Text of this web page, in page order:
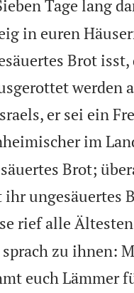
Tage lang
in euren
Brot isst,
werden
er sei ein
im
Brot;
ungesäuertes
rief alle
zu ihnen:
euch Lämmer